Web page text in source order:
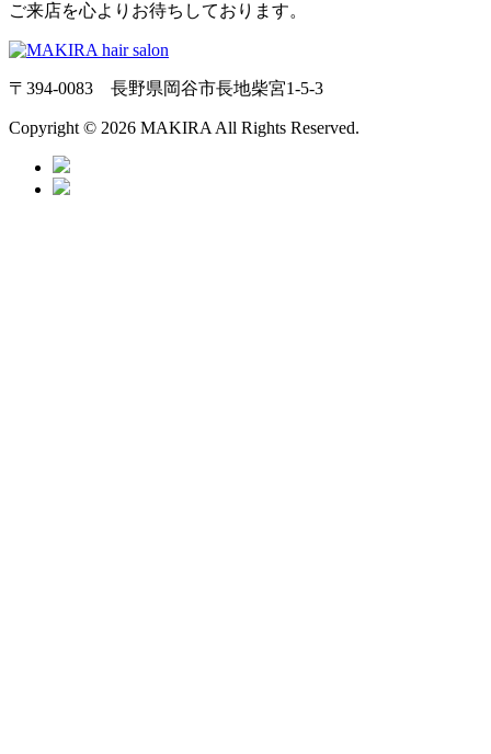
ご来店を心よりお待ちしております。
〒394-0083 長野県岡谷市長地柴宮1-5-3
Copyright © 2026 MAKIRA All Rights Reserved.